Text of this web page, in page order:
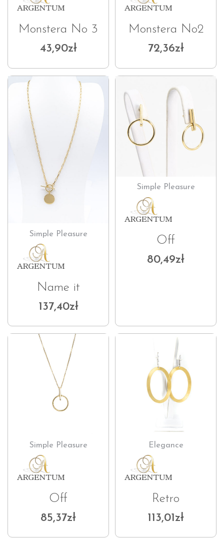
Monstera No 3
43,90zł
Monstera No2
72,36zł
Simple Pleasure
Name it
137,40zł
Simple Pleasure
Off
80,49zł
Simple Pleasure
Off
85,37zł
Elegance
Retro
113,01zł